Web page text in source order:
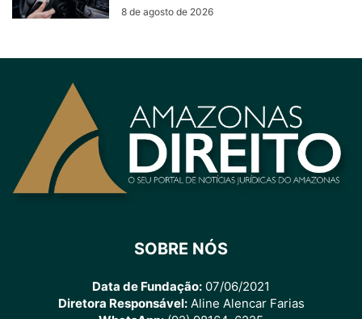
8 de agosto de 2026
SOBRE NÓS
Data de Fundação: 07/06/2021
Diretora Responsável:Aline Alencar Farias